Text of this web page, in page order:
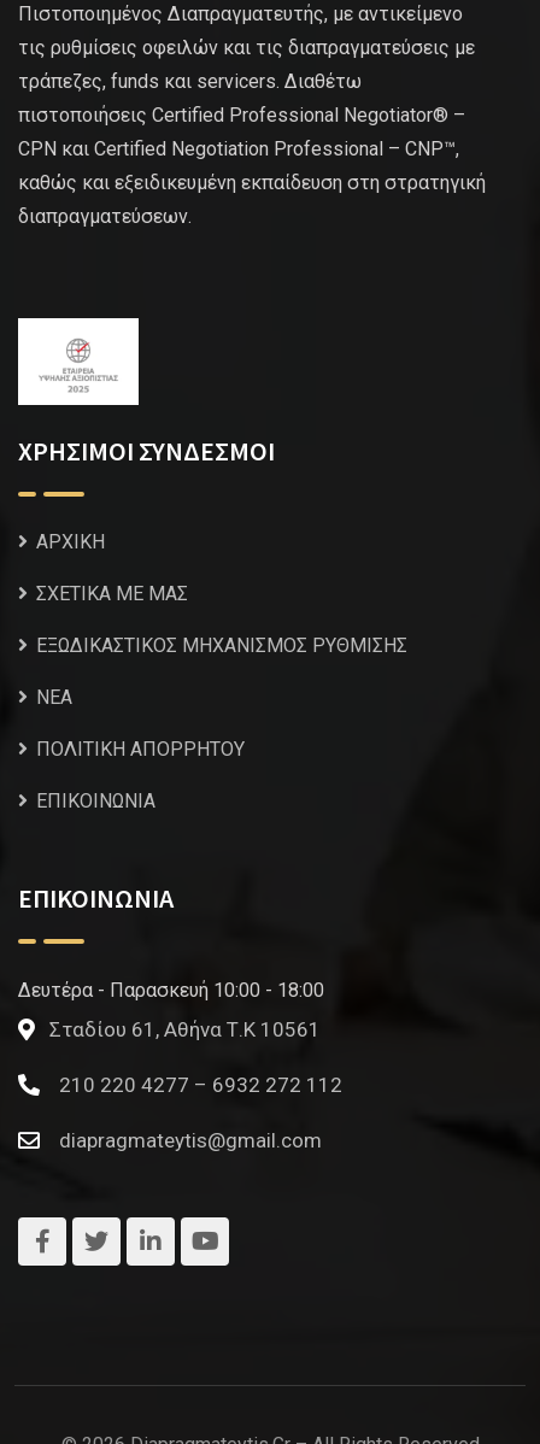
Πιστοποιημένος Διαπραγματευτής, με αντικείμενο
τις ρυθμίσεις οφειλών και τις διαπραγματεύσεις με
τράπεζες, funds και servicers. Διαθέτω
πιστοποιήσεις Certified Professional Negotiator® –
CPN και Certified Negotiation Professional – CNP™,
καθώς και εξειδικευμένη εκπαίδευση στη στρατηγική
διαπραγματεύσεων.
ΧΡΗΣΙΜΟΙ ΣΥΝΔΕΣΜΟΙ
ΑΡΧΙΚΗ
ΣΧΕΤΙΚΑ ΜΕ ΜΑΣ
ΕΞΩΔΙΚΑΣΤΙΚΟΣ ΜΗΧΑΝΙΣΜΟΣ ΡΥΘΜΙΣΗΣ
NEA
ΠΟΛΙΤΙΚΗ ΑΠΟΡΡΗΤΟΥ
ΕΠΙΚΟΙΝΩΝΙΑ
ΕΠΙΚΟΙΝΩΝΙΑ
Δευτέρα - Παρασκευή 10:00 - 18:00
Σταδίου 61, Αθήνα Τ.Κ 10561
210 220 4277 – 6932 272 112
diapragmateytis@gmail.com